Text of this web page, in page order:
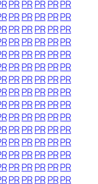
PRPRPR PRPR
PRPRPR PRPR
PRPRPR PRPR
PRPRPR PRPR
PRPRPR PRPR
PRPRPR PRPR
PRPRPR PRPR
PRPRPR PRPR
PRPRPR PRPR
PRPRPR PRPR
PRPRPR PRPR
PRPRPR PRPR
PRPRPR PRPR
PRPRPR PRPR
PRPRPR PRPR